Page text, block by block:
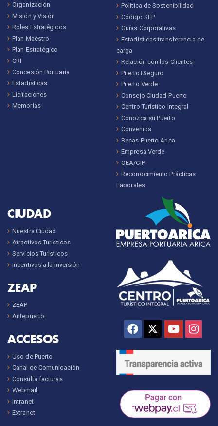
Organización
Misión y Visión
Roles Estratégicos
Plan Maestro
Plan Estratégico
CRI
Concesión Portuaria
Estadísticas
Licitaciones
Memorias
Política de Sostenibilidad
Código SEP
Guías Corporativas
Estadísticas transferencia de
carga
Relación con los Clientes
Puerto+Seguro
Puerto Verde
Consejo Ciudad-Puerto
Centro Turístico Integral
Conozca su Puerto
Convenios
Becas Puerto Arica
Empresa Verde
OEA/CIP
Reconocimiento Prácticas
Laborales
CIUDAD
Nuestra Ciudad
Atractivos Turísticos
Servicios Turísticos
Incentivos a la inversión
ZEAP
ZEAP
Antepuerto
ACCESOS
Uso de Puerto
Canal de Comunicación
Consulta facturas
Webmail
Intranet
Extranet